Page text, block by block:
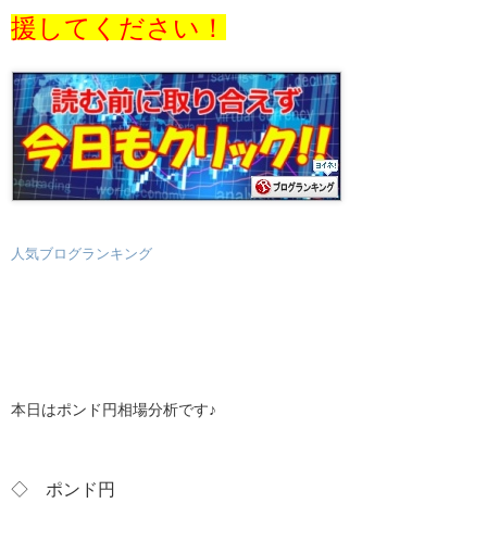
援してください！
人気ブログランキング
本日はポンド円相場分析です♪
◇ ポンド 円